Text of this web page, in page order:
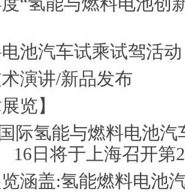
池汽车试乘试驾活动
演讲/新品发布
览】
涵盖:氢能燃料电池